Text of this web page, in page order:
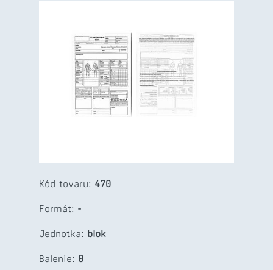
Kód tovaru: 470
Formát: -
Jednotka: blok
Balenie: 0